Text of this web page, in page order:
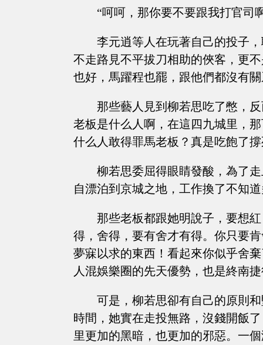
“呵呵，那你要不要跟我打官司
李元逍等人在玩著自己的投子
不走路見不平拔刀相助的俠客，更
也好，馬躍程也罷，跟他們都沒有
那些藝人見到柳若思吃了憋，
老板是什么人啊，在這四九城里，
什么人敢得罪馬老板？真是吃飽了
柳若思委屈得眼睛發酸，為了
自漂泊到京城之地，工作換了不知
那些老板都跟她明說子，要想
得，舍得，要有舍才有得。你只要
夢寐以求的東西！看起來你似乎舍
人混娛樂圈的先天優勢，也是終南
可是，柳若思卻有自己的原則
時間，她實在走投無路，沒錢開飯
里更加的黑暗，也更加的邪惡。一